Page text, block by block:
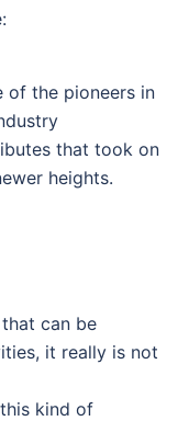
of the pioneers in
that took on
heights.
can be
it really is not
kind of